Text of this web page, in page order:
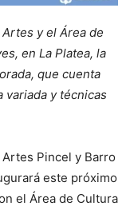
y el Área de
en La Platea, la
que cuenta
variada y técnicas
Pincel y Barro
este próximo
el Área de Cultura